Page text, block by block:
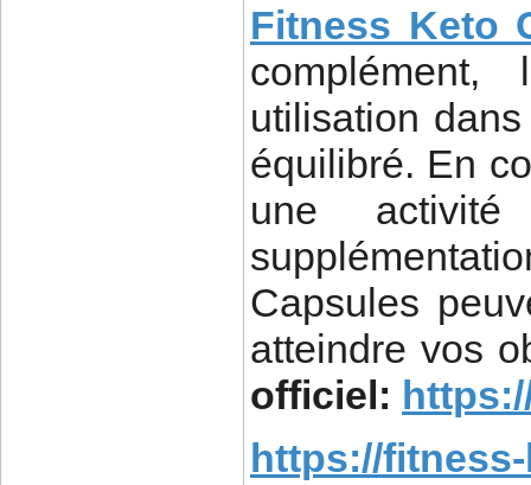
Fitness Keto
utilisation
équilibré. En
une
Capsules
atteindre vos
officiel:
https://